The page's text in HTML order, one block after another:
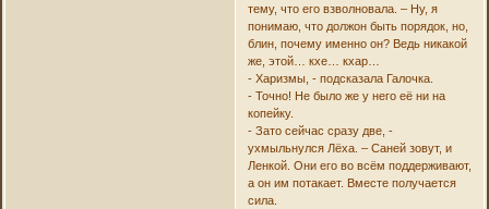
тему, что его взволновала. – Ну, я
понимаю, что должон быть порядок, но,
блин, почему именно он? Ведь никакой
же, этой… кхе… кхар…
- Харизмы, - подсказала Галочка.
- Точно! Не было же у него её ни на
копейку.
- Зато сейчас сразу две, -
ухмыльнулся Лёха. – Саней зовут, и
Ленкой. Они его во всём поддерживают,
а он им потакает. Вместе получается
сила.